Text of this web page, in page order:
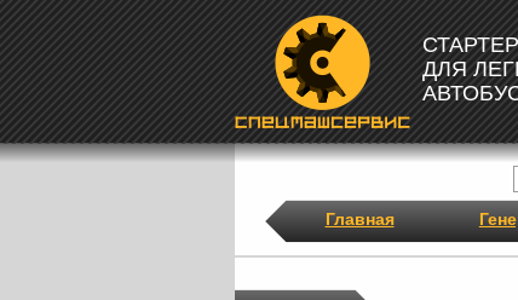
ДЛЯ
Главная